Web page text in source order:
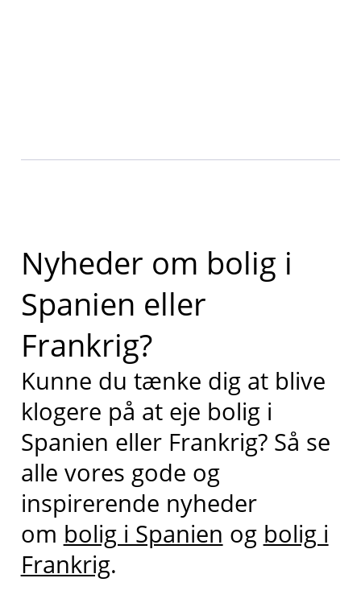
Nyheder om bolig i
Spanien eller
Frankrig?
Kunne du tænke dig at blive
klogere på at eje bolig i
Spanien eller Frankrig? Så se
alle vores gode og
inspirerende nyheder
om bolig i Spanien og bolig i
Frankrig.